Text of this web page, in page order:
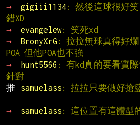
→
gigiii1134: 然後這球很好笑
錯XD
→
evangelew: 笑死xd
→
BronyXrG: 拉拉無球真得好
POA 但他POA也不強
→
hunt5566 : 有kd真的要看實
針對
推
samuelass : 拉拉只要做好搶
→
samuelass : 這位置有這體型